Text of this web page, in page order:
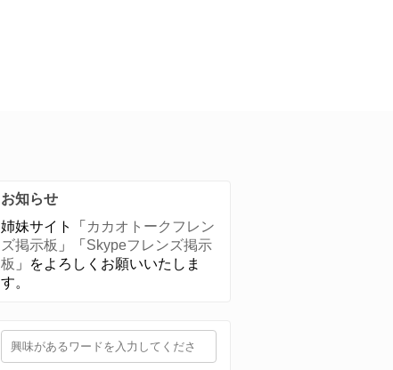
お知らせ
姉妹サイト「 カカオトークフレン
ズ掲示板 」「 Skypeフレンズ掲示
板 」をよろしくお願いいたしま
す。